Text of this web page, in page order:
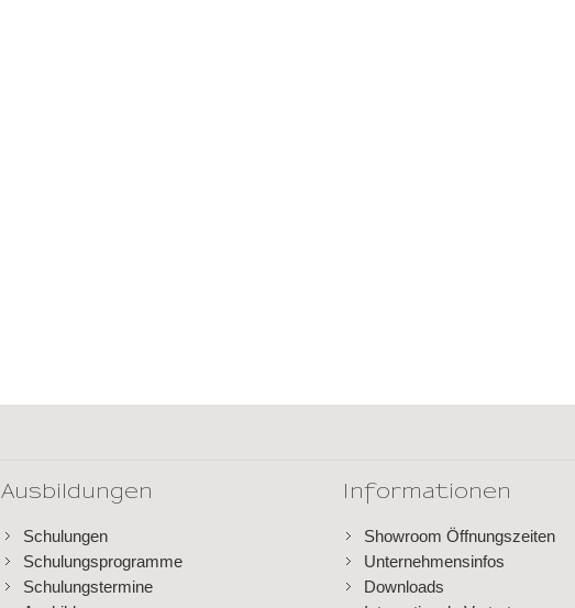
Ausbildungen
Schulungen
Schulungsprogramme
Schulungstermine
Informationen
Showroom Öffnungszeiten
Unternehmensinfos
Downloads